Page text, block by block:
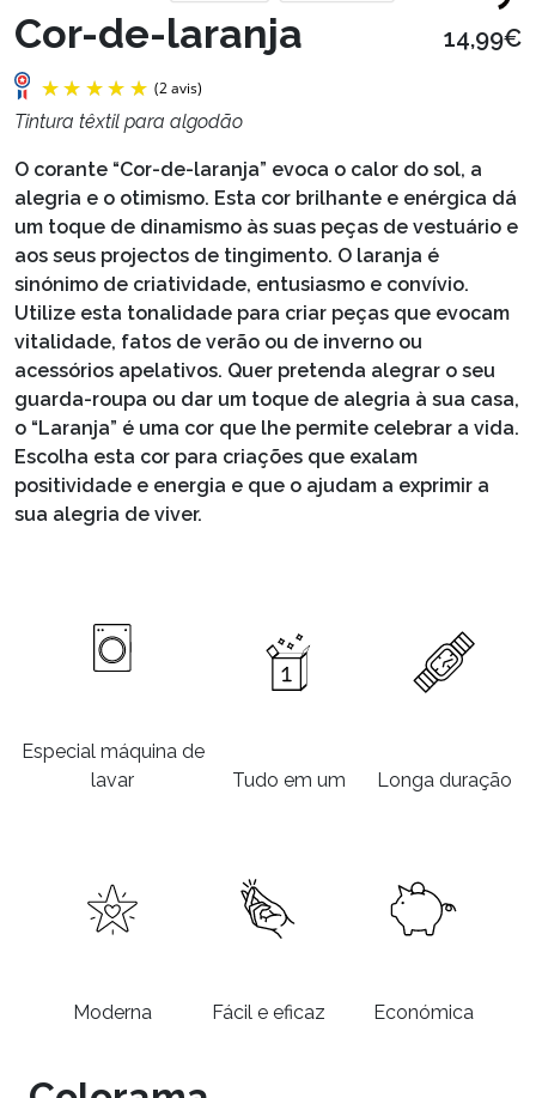
Cor-de-laranja 14,99€
(2 avis)
Tintura têxtil para algodão
O corante “Cor-de-laranja” evoca o calor do sol, a
alegria e o otimismo. Esta cor brilhante e enérgica dá
um toque de dinamismo às suas peças de vestuário e
aos seus projectos de tingimento. O laranja é
sinónimo de criatividade, entusiasmo e convívio.
Utilize esta tonalidade para criar peças que evocam
vitalidade, fatos de verão ou de inverno ou
acessórios apelativos. Quer pretenda alegrar o seu
guarda-roupa ou dar um toque de alegria à sua casa,
o “Laranja” é uma cor que lhe permite celebrar a vida.
Escolha esta cor para criações que exalam
positividade e energia e que o ajudam a exprimir a
sua alegria de viver.
Especial máquina de
lavar
Tudo em um Longa duração
Moderna Fácil e eficaz Económica